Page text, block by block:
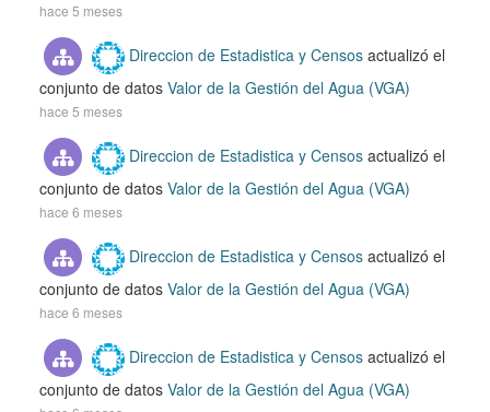
hace 5 meses
Direccion de Estadistica y Censos actualizó el
conjunto de datos Valor de la Gestión del Agua (VGA)
hace 5 meses
Direccion de Estadistica y Censos actualizó el
conjunto de datos Valor de la Gestión del Agua (VGA)
hace 6 meses
Direccion de Estadistica y Censos actualizó el
conjunto de datos Valor de la Gestión del Agua (VGA)
hace 6 meses
Direccion de Estadistica y Censos actualizó el
conjunto de datos Valor de la Gestión del Agua (VGA)